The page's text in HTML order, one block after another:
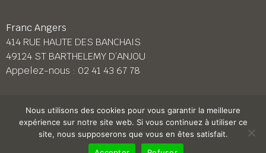
Franc Angers
414 RUE HAUTE DES BANCHAIS
49124 ST BARTHELEMY D’ANJOU
Appelez-nous : 02 41 43 67 78
Franc Le Mans
158 BD PIERRE LEFAUCHEUX
72230 ARNAGE
02 43 87 38 08
Nous utilisons des cookies pour vous garantir la meilleure
expérience sur notre site web. Si vous continuez à utiliser ce
site, nous supposerons que vous en êtes satisfait.